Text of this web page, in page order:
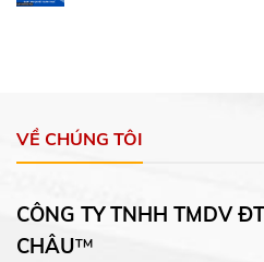
VỀ CHÚNG TÔI
CÔNG TY TNHH TMDV
CHÂU™